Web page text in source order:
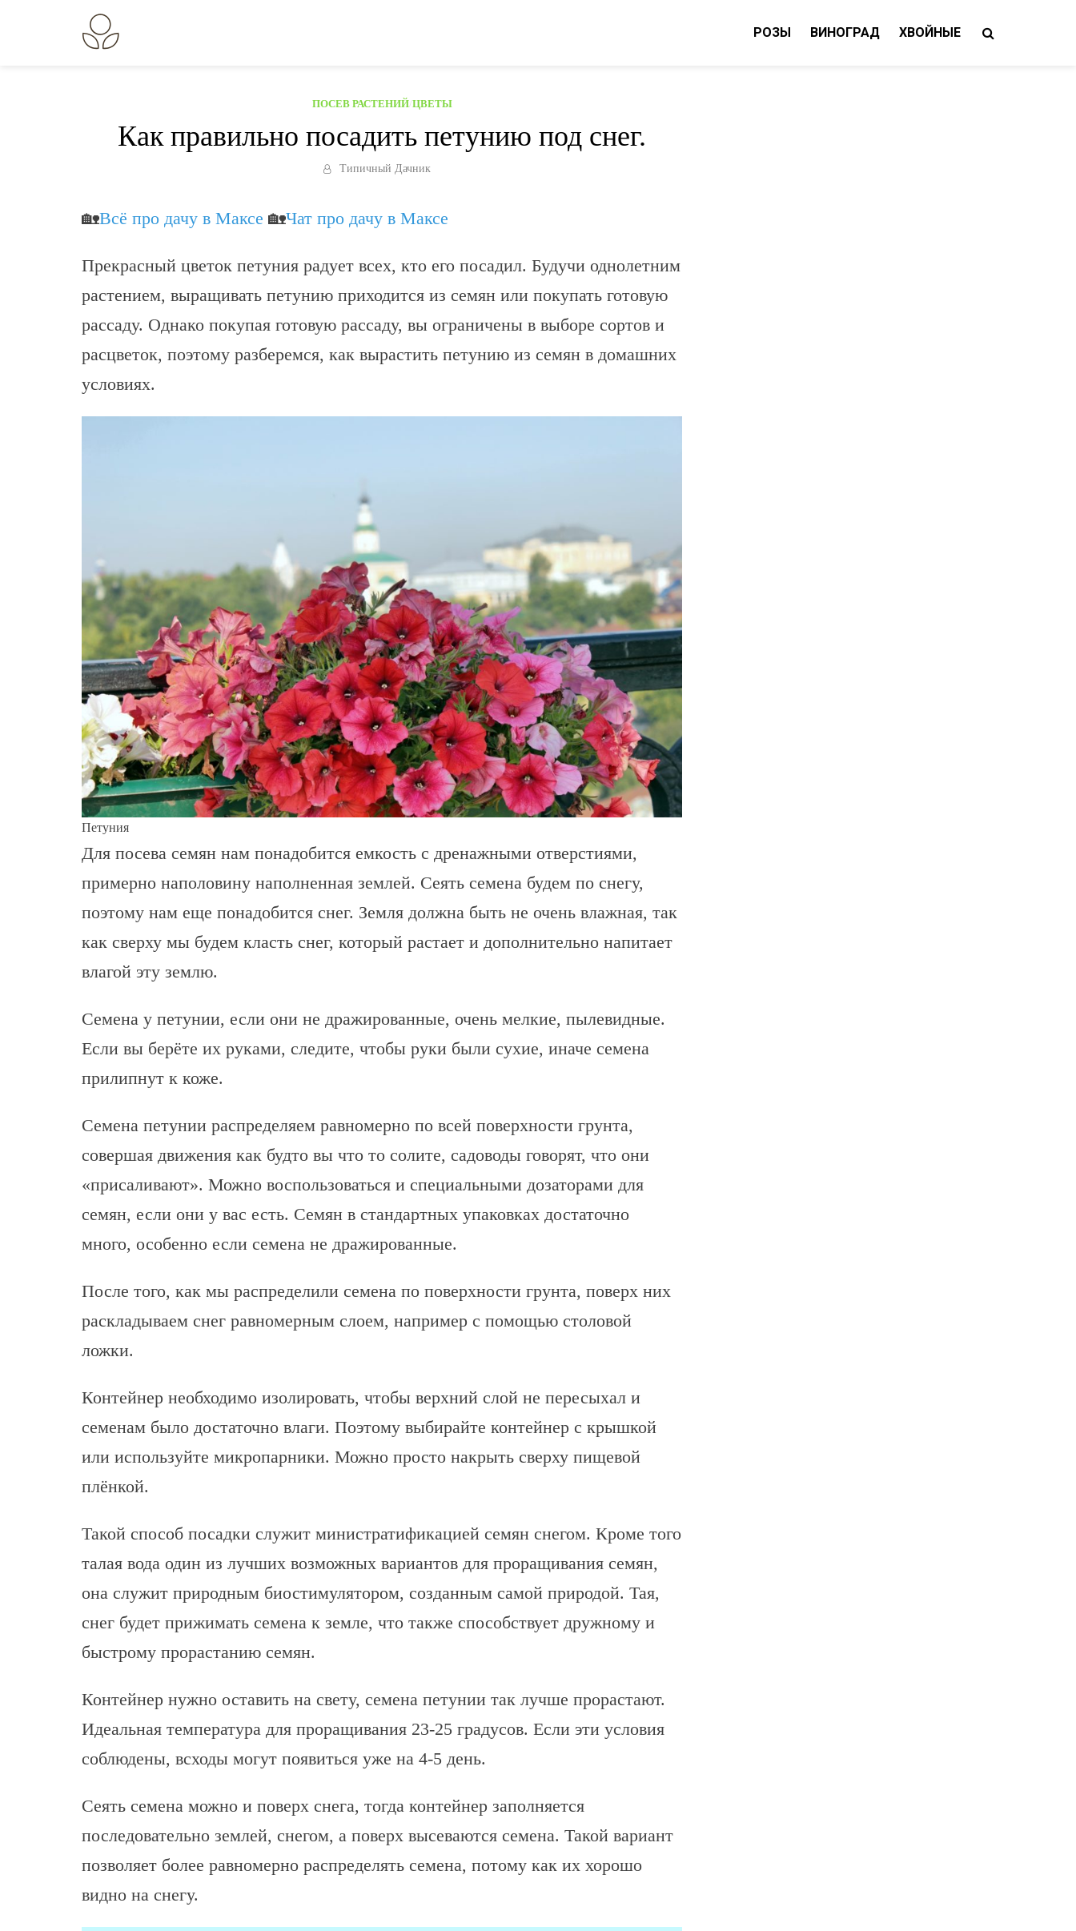
РОЗЫ ВИНОГРАД ХВОЙНЫЕ
ПОСЕВ РАСТЕНИЙ/ ЦВЕТЫ
Как правильно посадить петунию под снег.
Типичный Дачник
🏡Всё про дачу в Максе 🏡Чат про дачу в Максе
Прекрасный цветок петуния радует всех, кто его посадил. Будучи однолетним
растением, выращивать петунию приходится из семян или покупать готовую
рассаду. Однако покупая готовую рассаду, вы ограничены в выборе сортов и
расцветок, поэтому разберемся, как вырастить петунию из семян в домашних
условиях.
Петуния
Для посева семян нам понадобится емкость с дренажными отверстиями,
примерно наполовину наполненная землей. Сеять семена будем по снегу,
поэтому нам еще понадобится снег. Земля должна быть не очень влажная, так
как сверху мы будем класть снег, который растает и дополнительно напитает
влагой эту землю.
Семена у петунии, если они не дражированные, очень мелкие, пылевидные.
Если вы берёте их руками, следите, чтобы руки были сухие, иначе семена
прилипнут к коже.
Семена петунии распределяем равномерно по всей поверхности грунта,
совершая движения как будто вы что то солите, садоводы говорят, что они
«присаливают». Можно воспользоваться и специальными дозаторами для
семян, если они у вас есть. Семян в стандартных упаковках достаточно
много, особенно если семена не дражированные.
После того, как мы распределили семена по поверхности грунта, поверх них
раскладываем снег равномерным слоем, например с помощью столовой
ложки.
Контейнер необходимо изолировать, чтобы верхний слой не пересыхал и
семенам было достаточно влаги. Поэтому выбирайте контейнер с крышкой
или используйте микропарники. Можно просто накрыть сверху пищевой
плёнкой.
Такой способ посадки служит министратификацией семян снегом. Кроме того
талая вода один из лучших возможных вариантов для проращивания семян,
она служит природным биостимулятором, созданным самой природой. Тая,
снег будет прижимать семена к земле, что также способствует дружному и
быстрому прорастанию семян.
Контейнер нужно оставить на свету, семена петунии так лучше прорастают.
Идеальная температура для проращивания 23-25 градусов. Если эти условия
соблюдены, всходы могут появиться уже на 4-5 день.
Сеять семена можно и поверх снега, тогда контейнер заполняется
последовательно землей, снегом, а поверх высеваются семена. Такой вариант
позволяет более равномерно распределять семена, потому как их хорошо
видно на снегу.